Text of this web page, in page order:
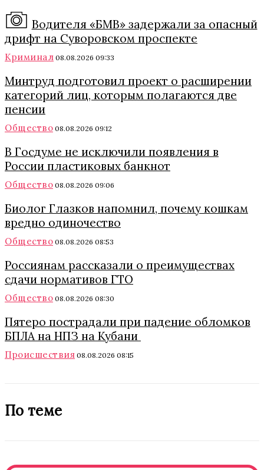
Водителя «БМВ» задержали за опасный
дрифт на Суворовском проспекте
Криминал 08.08.2026 09:33
Минтруд подготовил проект о расширении
категорий лиц, которым полагаются две
пенсии
Общество 08.08.2026 09:12
В Госдуме не исключили появления в
России пластиковых банкнот
Общество 08.08.2026 09:06
Биолог Глазков напомнил, почему кошкам
вредно одиночество
Общество 08.08.2026 08:53
Россиянам рассказали о преимуществах
сдачи нормативов ГТО
Общество 08.08.2026 08:30
Пятеро пострадали при падение обломков
БПЛА на НПЗ на Кубани
Происшествия 08.08.2026 08:15
По теме